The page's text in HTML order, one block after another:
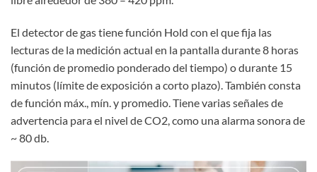
El detector de gas tiene función Hold con el que fija las
lecturas de la medición actual en la pantalla durante 8 horas
(función de promedio ponderado del tiempo) o durante 15
minutos (límite de exposición a corto plazo). También consta
de función máx., mín. y promedio. Tiene varias señales de
advertencia para el nivel de CO2, como una alarma sonora de
~ 80 db.